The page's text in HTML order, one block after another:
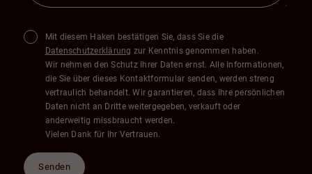
Mit diesem Haken bestätigen Sie, dass Sie die
Datenschutzerklärung zur Kenntnis genommen haben.
Wir nehmen den Schutz Ihrer Daten ernst. Alle Informationen,
die Sie über dieses Kontaktformular senden, werden streng
vertraulich behandelt. Wir garantieren, dass Ihre persönlichen
Daten nicht an Dritte weitergegeben, verkauft oder
anderweitig missbraucht werden.
Vielen Dank für Ihr Vertrauen.
Senden